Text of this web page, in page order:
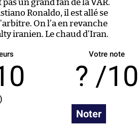
un grand fan de la VAR.
Ronaldo, il est allé se
On l’a en revanche
iranien. Le chaud d’Iran.
Votre note
/10
Noter